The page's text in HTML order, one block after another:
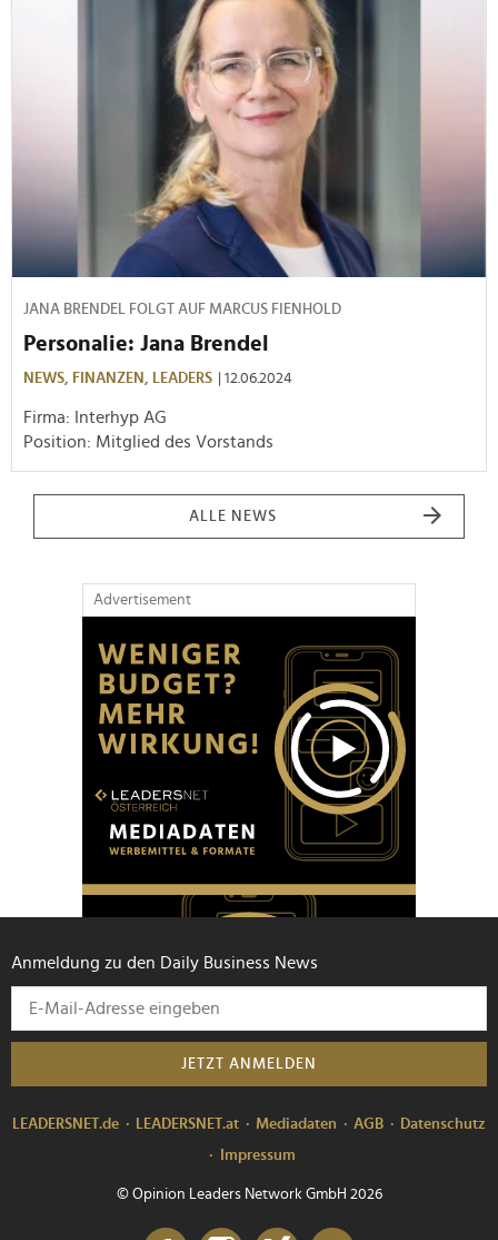
JANA BRENDEL FOLGT AUF MARCUS FIENHOLD
Personalie: Jana Brendel
NEWS, FINANZEN, LEADERS | 12.06.2024
Firma: Interhyp AG
Position: Mitglied des Vorstands
ALLE NEWS
Advertisement
Anmeldung zu den Daily Business News
JETZT ANMELDEN
LEADERSNET.de LEADERSNET.at Mediadaten AGB
Datenschutz
Impressum
© Opinion Leaders Network GmbH 2026